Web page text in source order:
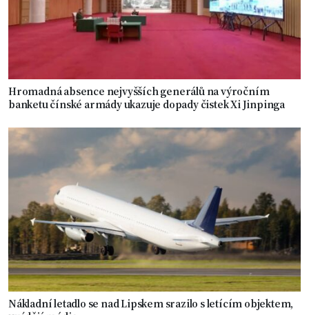
Hromadná absence nejvyšších generálů na výročním
banketu čínské armády ukazuje dopady čistek Xi Jinpinga
Nákladní letadlo se nad Lipskem srazilo s letícím objektem,